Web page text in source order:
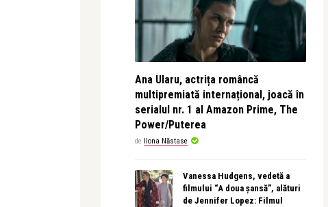
Ana Ularu, actrița româncă
multipremiată internațional, joacă în
serialul nr. 1 al Amazon Prime, The
Power/Puterea
de Ilona Năstase
Vanessa Hudgens, vedetă a
filmului “A doua șansă”, alături
de Jennifer Lopez: Filmul